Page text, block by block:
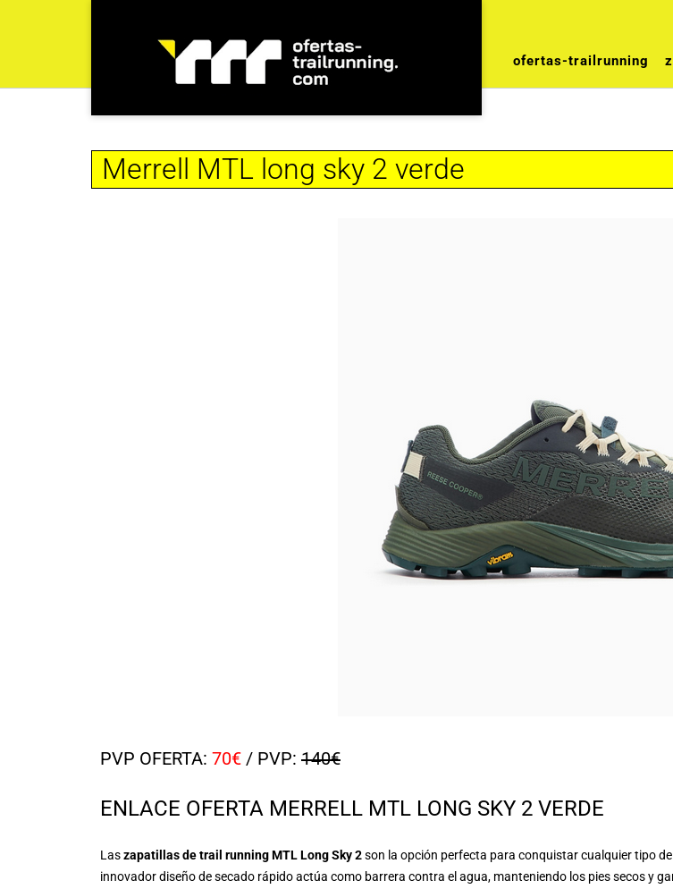
ofertas-trailrunning
Merrell MTL long sky 2 verde
PVP OFERTA: 70€ / PVP: 140€
ENLACE OFERTA MERRELL MTL LONG SKY 2 VERDE
Laszapatillas de trail running MTL Long Sky 2son la opción perfecta para conquistar cualquier tipo
innovador diseño de secado rápido actúa como barrera contra el agua, manteniendo los pies secos y